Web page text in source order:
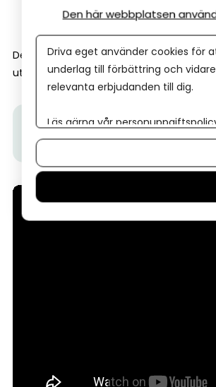
entreprenörens erfarenhet
Det gör att Almi ofta kan finansiera
utvecklingen än vad banker gör.
Tips från Almi:I den här videon får
Almilån fungerar.
Den här webbplatsen
Driva eget använder cookies för
underlag till förbättring och
relevanta erbjudanden till dig.
Läs gärna vår
Om du vill ändra ditt val i